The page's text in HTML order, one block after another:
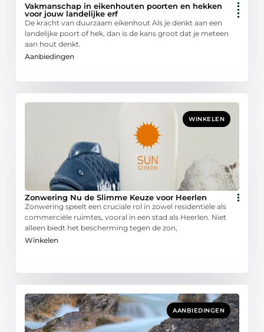
Vakmanschap in eikenhouten poorten en hekken
voor jouw landelijke erf
De kracht van duurzaam eikenhout Als je denkt aan een
landelijke poort of hek, dan is de kans groot dat je meteen
aan hout denkt.
Aanbiedingen
WINKELEN
Zonwering Nu de Slimme Keuze voor Heerlen
Zonwering speelt een cruciale rol in zowel residentiële als
commerciële ruimtes, vooral in een stad als Heerlen. Niet
alleen biedt het bescherming tegen de zon,
Winkelen
AANBIEDINGEN